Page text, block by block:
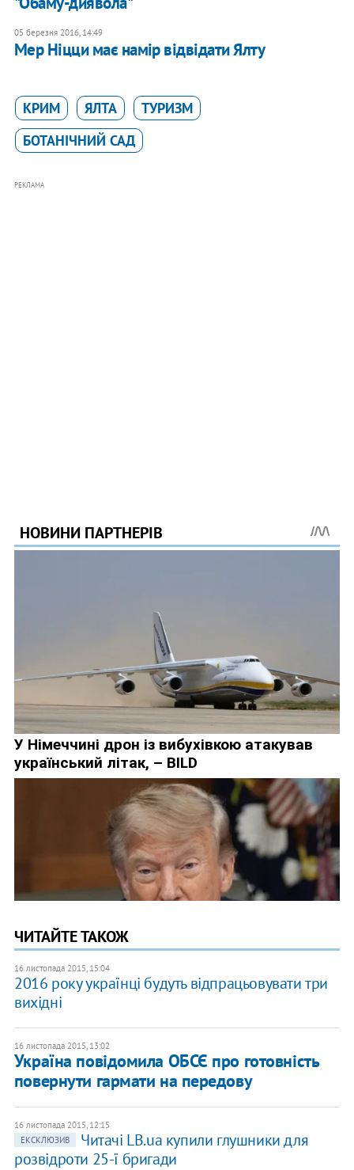
05 березня 2016, 14:49
Мер Ніцци має намір відвідати Ялту
КРИМ ЯЛТА
ТУРИЗМ
БОТАНІЧНИЙ САД
РЕКЛАМА
ЧИТАЙТЕ ТАКОЖ
16 листопада 2015, 15:04
2016 року українці будуть відпрацьовувати три
вихідні
16 листопада 2015, 13:02
Україна повідомила ОБСЄ про готовність
повернути гармати на передову
16 листопада 2015, 12:15
ЕКСКЛЮЗИВ
Читачі LB.ua купили глушники для
розвідроти 25-ї бригади